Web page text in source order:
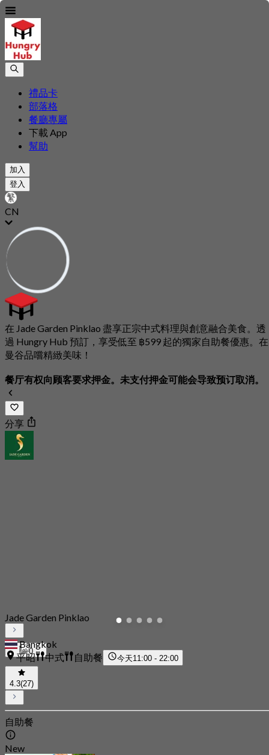
禮品卡
部落格
餐廳專屬
下載 App
幫助
加入
登入
CN
在 Jade Garden Pinklao 盡享正宗中式料理與創意融合美食。透
過 Hungry Hub 預訂，享受低至 ฿599 起的獨家自助餐優惠。在
曼谷品嚐精緻美味！
餐厅有权向顾客要求押金。未支付押金可能会导致预订取消。
分享
0
Jade Garden Pinklao
Bangkok
平昭
中式 自助餐 今天11:00 - 22:00
4.3(27)
自助餐
New